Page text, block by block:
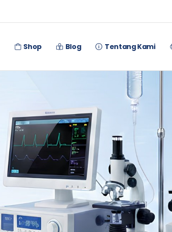
Shop Blog Tentang Kami